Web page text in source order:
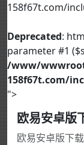
158f67t.com/
Deprecated:
parameter #1
/www/
158f67t.com/
">
欧易安卓版下